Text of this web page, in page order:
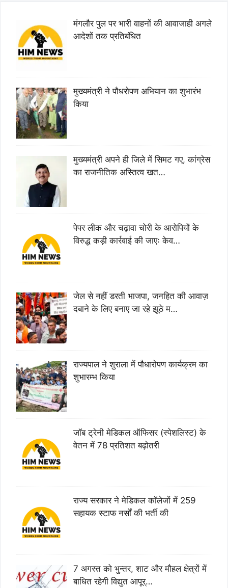
मंगलौर पुल पर भारी वाहनों की आवाजाही अगले
आदेशों तक प्रतिबंधित
मुख्यमंत्री ने पौधरोपण अभियान का शुभारंभ
किया
मुख्यमंत्री अपने ही जिले में सिमट गए, कांग्रेस
का राजनीतिक अस्तित्व खत…
पेपर लीक और चढ़ावा चोरी के आरोपियों के
विरुद्ध कड़ी कार्रवाई की जाएः केव…
जेल से नहीं डरती भाजपा, जनहित की आवाज़
दबाने के लिए बनाए जा रहे झूठे म…
राज्यपाल ने शुराला में पौधारोपण कार्यक्रम का
शुभारम्भ किया
जॉब ट्रेनी मेडिकल ऑफिसर (स्पेशलिस्ट) के
वेतन में 78 प्रतिशत बढ़ोतरी
राज्य सरकार ने मेडिकल कॉलेजों में 259
सहायक स्टाफ नर्सों की भर्ती की
7 अगस्त को भुन्तर, शाट और मौहल क्षेत्रों में
बाधित रहेगी विद्युत आपूर्…